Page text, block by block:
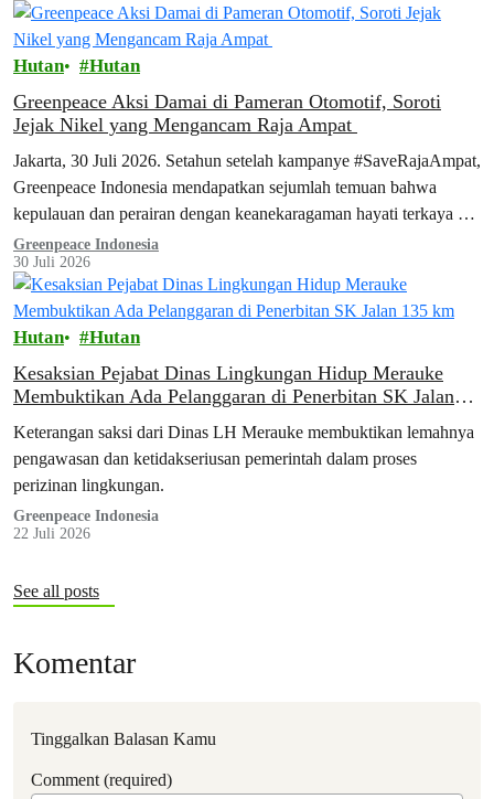
Hutan Hutan
Greenpeace Aksi Damai di Pameran Otomotif, Soroti
Jejak Nikel yang Mengancam Raja Ampat
Jakarta, 30 Juli 2026. Setahun setelah kampanye #SaveRajaAmpat,
Greenpeace Indonesia mendapatkan sejumlah temuan bahwa
kepulauan dan perairan dengan keanekaragaman hayati terkaya di
dunia ini belum benar-benar aman dari ancaman tambang. Temuan
tersebut terungkap dalam laporan terbaru Greenpeace, Surga yang
Tak Terlindungi, yang dipublikasikan hari ini. Seiring dengan
peluncuran laporan ini, aktivis Greenpeace menggelar aksi
damai…
Greenpeace Indonesia
30 Juli 2026
Hutan Hutan
Kesaksian Pejabat Dinas Lingkungan Hidup Merauke
Membuktikan Ada Pelanggaran di Penerbitan SK Jalan
Keterangan saksi dari Dinas LH Merauke membuktikan lemahnya
pengawasan dan ketidakseriusan pemerintah dalam proses
perizinan lingkungan.
Greenpeace Indonesia
22 Juli 2026
See all posts
Komentar
Tinggalkan Balasan Kamu
Comment (required)